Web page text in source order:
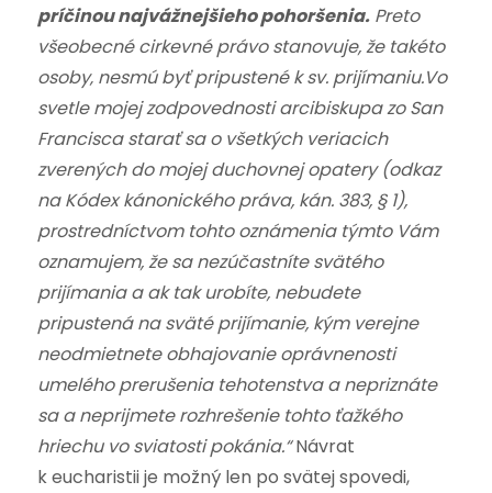
príčinou najvážnejšieho pohoršenia.Preto
všeobecné cirkevné právo stanovuje, že takéto
osoby‚ nesmú byť pripustené k sv. prijímaniu.Vo
svetle mojej zodpovednosti arcibiskupa zo San
Francisca starať sa o všetkých veriacich
zverených do mojej duchovnej opatery (odkaz
na Kódex kánonického práva, kán. 383, § 1),
prostredníctvom tohto oznámenia týmto Vám
oznamujem, že sa nezúčastníte svätého
prijímania a ak tak urobíte, nebudete
pripustená na sväté prijímanie, kým verejne
neodmietnete obhajovanie oprávnenosti
umelého prerušenia tehotenstva a nepriznáte
sa a neprijmete rozhrešenie tohto ťažkého
hriechu vo sviatosti pokánia.“Návrat
k eucharistii je možný len po svätej spovedi,